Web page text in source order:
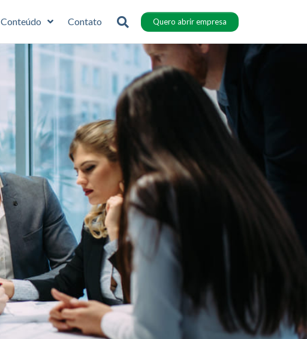
Conteúdo Contato Quero abrir empresa